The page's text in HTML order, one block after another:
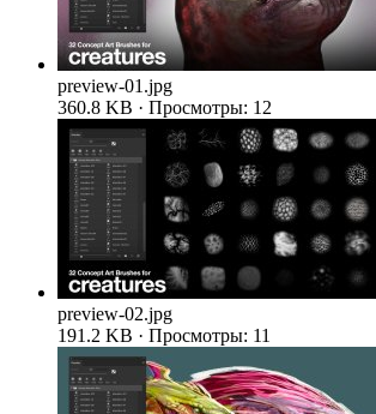
preview-01.jpg
360.8 KB · Просмотры: 12
preview-02.jpg
191.2 KB · Просмотры: 11